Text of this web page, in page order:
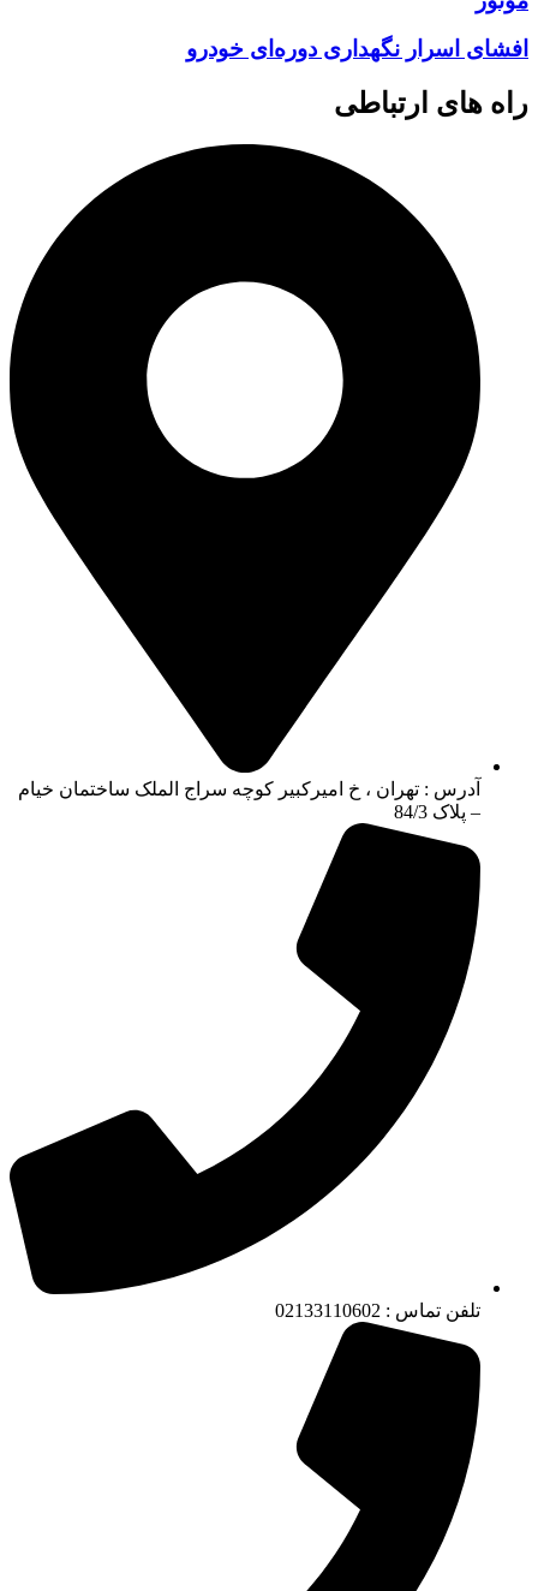
افشای اسرار نگهداری دوره‌ای خودرو
راه های ارتباطی
آدرس : تهران ، خ امیرکبیر کوچه سراج الملک ساختمان خیام
– پلاک 84/3
تلفن تماس : 02133110602